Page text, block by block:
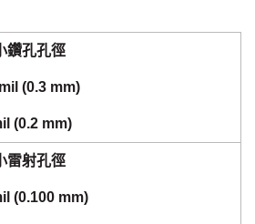
鑽孔孔徑
(0.3 mm)
(0.2 mm)
雷射孔徑
(0.100 mm)